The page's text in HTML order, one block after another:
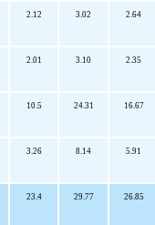
2.12 3.02 2.64
2.01 3.10 2.35
10.5 24.31 16.67
3.26 8.14 5.91
23.4 29.77 26.85